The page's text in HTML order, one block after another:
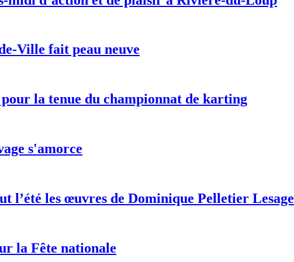
Ville fait peau neuve
la tenue du championnat de karting
s'amorce
l’été les œuvres de Dominique Pelletier Lesage
la Fête nationale